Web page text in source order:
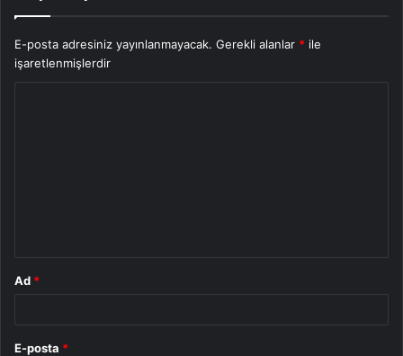
E-posta adresiniz yayınlanmayacak. Gerekli alanlar * ile
işaretlenmişlerdir
Ad *
E-posta *